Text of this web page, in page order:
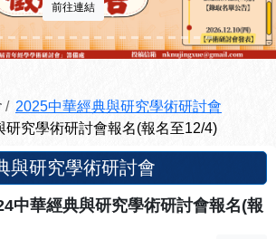
前往連結
2025中華經典與研究學術研討會
研究學術研討會報名(報名至12/4)
與研究學術研討會
中華經典與研究學術研討會報名(報